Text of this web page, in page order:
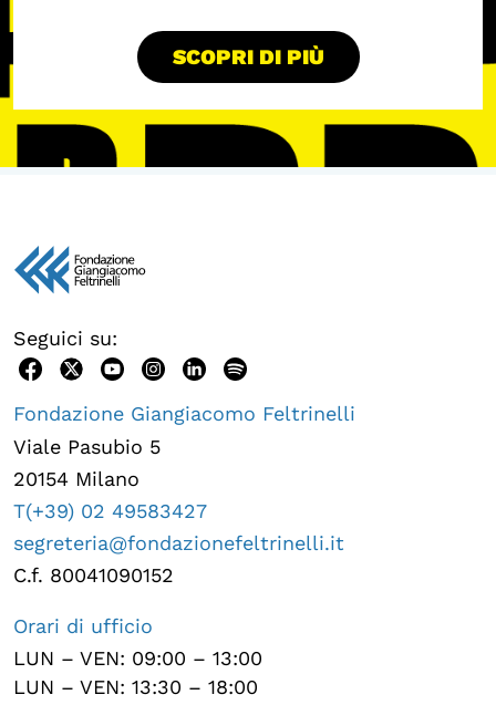
SCOPRI DI PIÙ
Seguici su:
Fondazione Giangiacomo Feltrinelli
Viale Pasubio 5
20154 Milano
T(+39) 02 49583427
segreteria@fondazionefeltrinelli.it
C.f. 80041090152
Orari di ufficio
LUN – VEN: 09:00 – 13:00
LUN – VEN: 13:30 – 18:00